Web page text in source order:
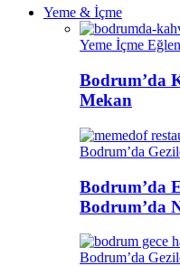
Yeme & İçme
Yeme İçme
Bodrum’da
Mekan
Bodrum’da
Bodrum’da
Bodrum’da
Bodrum’da